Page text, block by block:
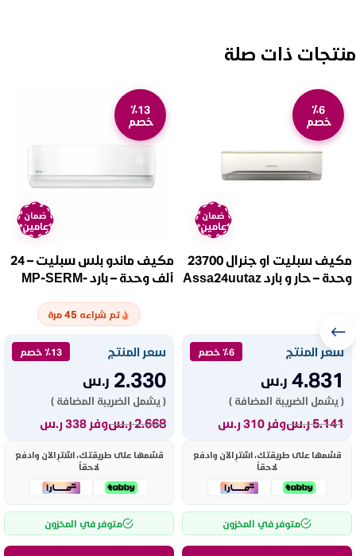
منتجات ذات صلة
٪6
خصم
ضمان
عامين
مكيف سبليت او جنرال 23700
وحدة – حار و بارد Assa24uutaz
سعر المنتج ٪6 خصم
4.831 ر.س
( يشمل الضريبة المضافة )
5.141ر.سوفر 310 ر.س
قسّمها على طريقتك، اشترِ الآن وادفع
لاحقاً
متوفر في المخزون
٪13
خصم
ضمان
عامين
مكيف ماندو بلس سبليت – 24
ألف وحدة – بارد MP-SERM-
تم شراءه 45 مرة
سعر المنتج ٪13 خصم
2.330 ر.س
( يشمل الضريبة المضافة )
2.668ر.سوفر 338 ر.س
قسّمها على طريقتك، اشترِ الآن وادفع
لاحقاً
متوفر في المخزون